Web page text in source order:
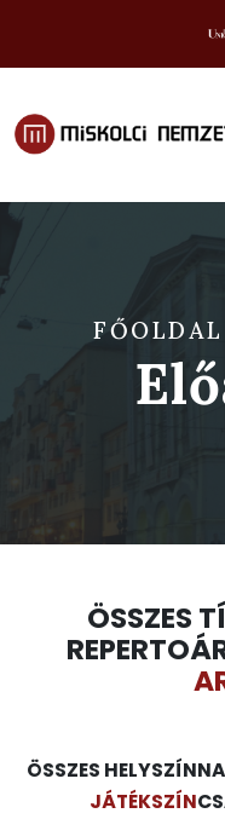
FŐOLDAL
ÖSSZES
ÖSSZES HELYSZÍN
JÁTÉKSZÍN